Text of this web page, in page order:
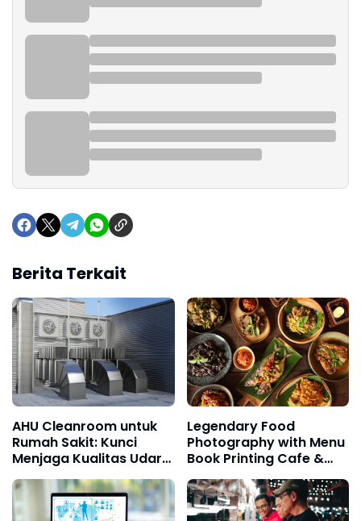
Berita Terkait
AHU Cleanroom untuk
Rumah Sakit: Kunci
Menjaga Kualitas Udara
di Ruang Operasi dan
Area Steril
Legendary Food
Photography with Menu
Book Printing Cafe &
Restaurant in Bali